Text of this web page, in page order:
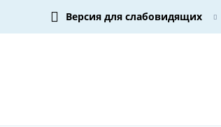
Версия для слабовидящих